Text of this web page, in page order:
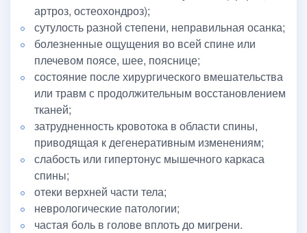
артроз, остеохондроз);
сутулость разной степени, неправильная осанка;
болезненные ощущения во всей спине или
плечевом поясе, шее, пояснице;
состояние после хирургического вмешательства
или травм с продолжительным восстановлением
тканей;
затрудненность кровотока в области спины,
приводящая к дегенеративным изменениям;
слабость или гипертонус мышечного каркаса
спины;
отеки верхней части тела;
неврологические патологии;
частая боль в голове вплоть до мигрени.